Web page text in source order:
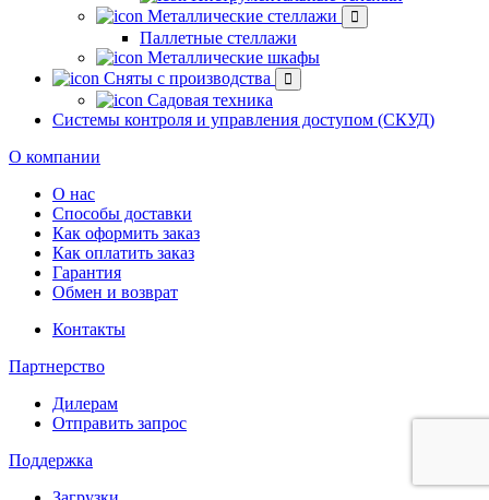
Металлические стеллажи
Паллетные стеллажи
Металлические шкафы
Сняты с производства
Садовая техника
Системы контроля и управления доступом (СКУД)
О компании
О нас
Способы доставки
Как оформить заказ
Как оплатить заказ
Гарантия
Обмен и возврат
Контакты
Партнерство
Дилерам
Отправить запрос
Поддержка